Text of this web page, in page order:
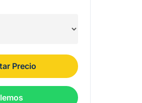
Precio